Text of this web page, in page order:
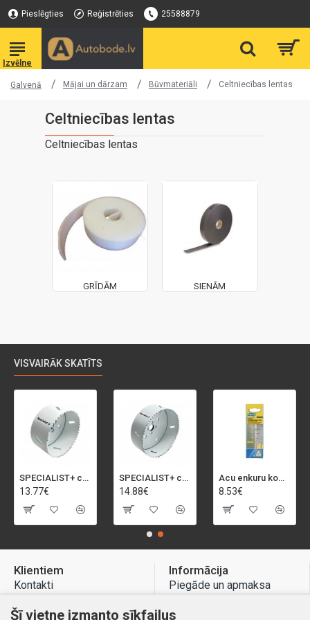
Pieslēgties Reģistrēties 25588879
Galvenā Mājai un dārzam Būvmateriāli Celtniecības lentas
Celtniecības lentas
Celtniecības lentas
GRĪDĀM SIENĀM
VISVAIRĀK SKATĪTS
SPECIALIST+ caurumu zāģis BI-METAL, 92 mm
13.77€
SPECIALIST+ caurumu zāģis BI-METAL, 98 mm
14.88€
Acu enkuru komplekts, 3-13 mm, Rapid, 12 gab.
8.53€
Klientiem
Kontakti
Preču atgriešana
Informācija
Piegāde un apmaksa
Atteikuma tiesības
Šī vietne izmanto sīkfailus